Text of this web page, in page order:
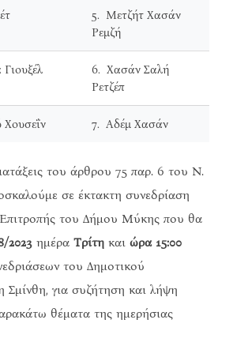
5. Μετζήτ Χασάν
Ρεμζή
6. Χασάν Σαλή
Ρετζέπ
Χουσεΐν 7. Αδέμ Χασάν
του άρθρου 75 παρ. 6 του Ν.
σε έκτακτη συνεδρίαση
του Δήμου Μύκης που θα
2023 ημέρα Τρίτη και ώρα 15:00
του Δημοτικού
Σμίνθη, για συζήτηση και λήψη
θέματα της ημερήσιας